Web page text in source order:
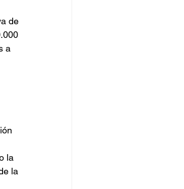
de
a
la
la